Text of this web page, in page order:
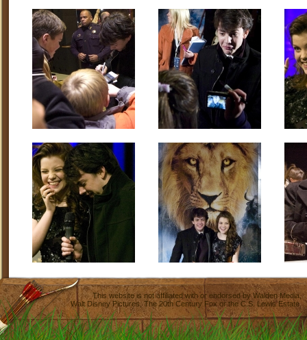
This website is not affiliated with or endorsed byWalden Media
Walt Disney Pictures,The 20th Century Fox or the C.S. Lewis Estate.